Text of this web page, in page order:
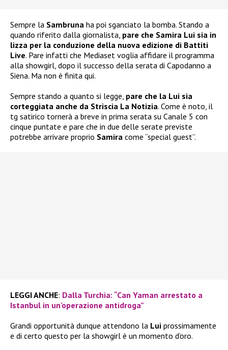
Sempre la Sambruna ha poi sganciato la bomba. Stando a
quando riferito dalla giornalista, pare che Samira Lui sia in
lizza per la conduzione della nuova edizione di Battiti
Live. Pare infatti che Mediaset voglia affidare il programma
alla showgirl, dopo il successo della serata di Capodanno a
Siena. Ma non è finita qui.
Sempre stando a quanto si legge, pare che la Lui sia
corteggiata anche da Striscia La Notizia. Come è noto, il
tg satirico tornerà a breve in prima serata su Canale 5 con
cinque puntate e pare che in due delle serate previste
potrebbe arrivare proprio Samira come “special guest”.
LEGGI ANCHE: Dalla Turchia: “Can Yaman arrestato a
Istanbul in un’operazione antidroga”
Grandi opportunità dunque attendono la Lui prossimamente
e di certo questo per la showgirl è un momento d’oro.